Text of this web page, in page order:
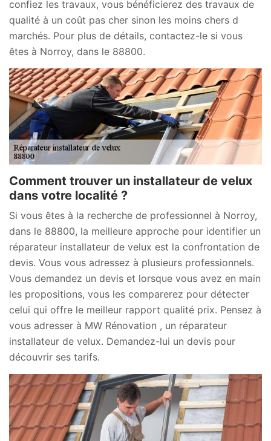
confiez les travaux, vous bénéficierez des travaux de
qualité à un coût pas cher sinon les moins chers d
marchés. Pour plus de détails, contactez-le si vous
êtes à Norroy, dans le 88800.
Comment trouver un installateur de velux
dans votre localité ?
Si vous êtes à la recherche de professionnel à Norroy,
dans le 88800, la meilleure approche pour identifier un
réparateur installateur de velux est la confrontation de
devis. Vous vous adressez à plusieurs professionnels.
Vous demandez un devis et lorsque vous avez en main
les propositions, vous les comparerez pour détecter
celui qui offre le meilleur rapport qualité prix. Pensez à
vous adresser à MW Rénovation , un réparateur
installateur de velux. Demandez-lui un devis pour
découvrir ses tarifs.